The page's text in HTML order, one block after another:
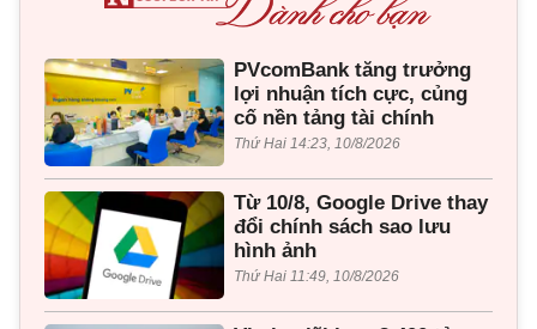
PVcomBank tăng trưởng
lợi nhuận tích cực, củng
cố nền tảng tài chính
Thứ Hai 14:23, 10/8/2026
Từ 10/8, Google Drive thay
đổi chính sách sao lưu
hình ảnh
Thứ Hai 11:49, 10/8/2026